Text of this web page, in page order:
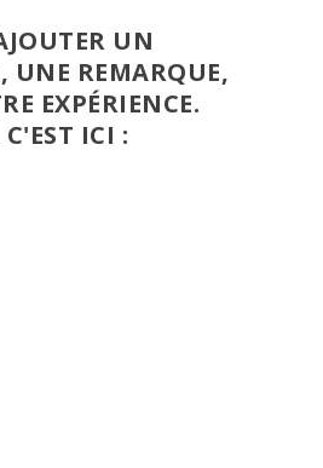
UN
UNE REMARQUE,
EXPÉRIENCE.
ICI :